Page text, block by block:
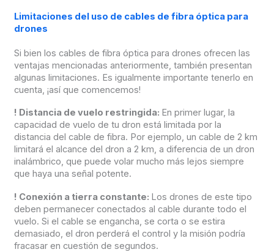
Limitaciones del uso de cables de fibra óptica para
drones
Si bien los cables de fibra óptica para drones ofrecen las
ventajas mencionadas anteriormente, también presentan
algunas limitaciones. Es igualmente importante tenerlo en
cuenta, ¡así que comencemos!
! Distancia de vuelo restringida: En primer lugar, la
capacidad de vuelo de tu dron está limitada por la
distancia del cable de fibra. Por ejemplo, un cable de 2 km
limitará el alcance del dron a 2 km, a diferencia de un dron
inalámbrico, que puede volar mucho más lejos siempre
que haya una señal potente.
! Conexión a tierra constante: Los drones de este tipo
deben permanecer conectados al cable durante todo el
vuelo. Si el cable se engancha, se corta o se estira
demasiado, el dron perderá el control y la misión podría
fracasar en cuestión de segundos.